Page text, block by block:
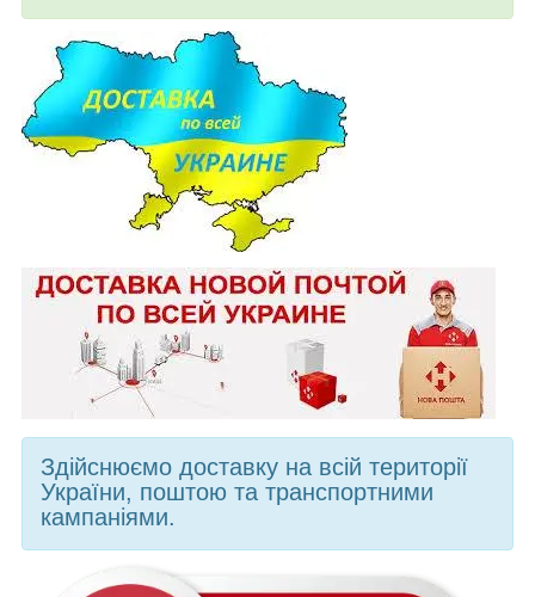
Здійснюємо доставку на всій території
України, поштою та транспортними
кампаніями.